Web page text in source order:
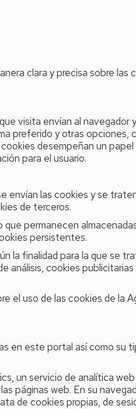
clara y precisa sobre las
visita envían al navegador
preferido y otras opciones,
desempeñan un papel
para el usuario.
envían las cookies y se
de terceros.
permanecen
persistentes.
la finalidad para la que se
análisis, cookies
el uso de las cookies de la
en este portal así como su
un servicio de analítica
páginas web. En su
de cookies propias, de